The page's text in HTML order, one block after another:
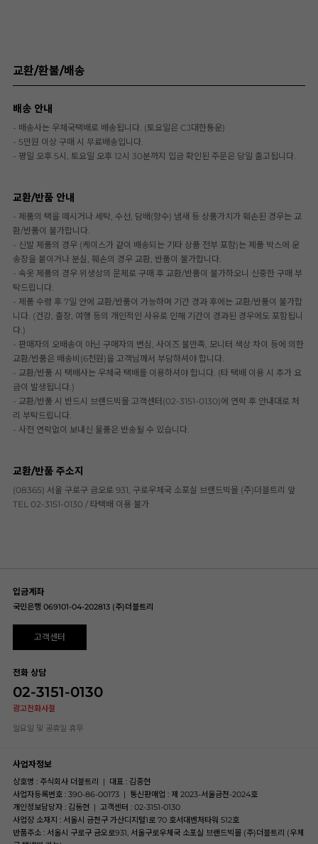
교환/환불/배송
배송 안내
- 배송사는 우체국택배로 배송됩니다. (토요일은 CJ대한통운)
- 5만원 이상 구매 시 무료배송입니다.
- 평일 오후 5시, 토요일 오후 12시 30분까지 입금 확인된 주문은 당일 출고됩니다.
교환/반품 안내
- 제품의 택을 떼시거나 세탁, 수선, 담배(향수) 냄새 등 상품가치가 훼손된 경우는 교
환/반품이 불가합니다.
- 신발 제품의 경우 (케이스가 같이 배송되는 기타 상품 전부 포함)는 제품 박스에 운
송장을 붙이거나 분실, 훼손의 경우 교환, 반품이 불가합니다.
- 속옷 제품의 경우 위생상의 문제로 구매 후 교환/반품이 불가하오니 신중한 구매 부
탁드립니다.
- 제품 수령 후 7일 안에 교환/반품이 가능하며 기간 경과 후에는 교환/반품이 불가합
니다. (건강, 출장, 여행 등의 개인적인 사유로 인해 기간이 경과된 경우에도 포함됩니
다.)
- 판매자의 오배송이 아닌 구매자의 변심, 사이즈 불만족, 모니터 색상 차이 등에 의한
교환/반품은 배송비(6천원)을 고객님께서 부담하셔야 합니다.
- 교환/반품 시 택배사는 우체국 택배를 이용하셔야 합니다. (타 택배 이용 시 추가 요
금이 발생됩니다.)
- 교환/반품 시 반드시 브랜드빅몰 고객센터(02-3151-0130)에 연락 후 안내대로 처
리 부탁드립니다.
- 사전 연락없이 보내신 물품은 반송될 수 있습니다.
교환/반품 주소지
(08365) 서울 구로구 금오로 931, 구로우체국 소포실 브랜드빅몰 (주)더블트리 앞
TEL 02-3151-0130 / 타택배 이용 불가
입금계좌
국민은행 069101-04-202813 (주)더블트리
고객센터
전화 상담
02-3151-0130
광고전화사절
일요일 및 공휴일 휴무
사업자정보
상호명 : 주식회사 더블트리 | 대표 : 김종현
사업자등록번호 : 390-86-00173 | 통신판매업 : 제 2023-서울금천-2024호
개인정보담당자 : 김동현 | 고객센터 : 02-3151-0130
사업장 소재지 : 서울시 금천구 가산디지털1로 70 호서대벤처타워 512호
반품주소 : 서울시 구로구 금오로931, 서울구로우체국 소포실 브랜드빅몰 (주)더블트리 (우체